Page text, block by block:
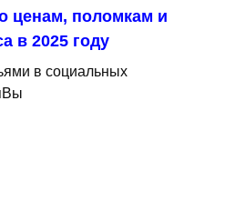
ценам, поломкам и
в 2025 году
в социальных